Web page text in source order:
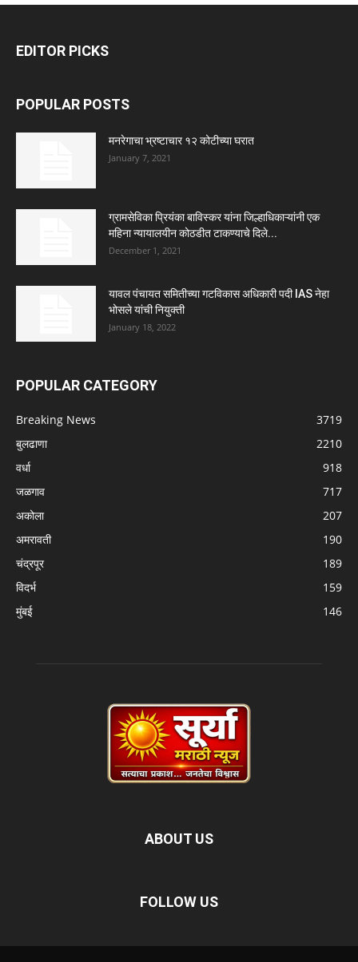
EDITOR PICKS
POPULAR POSTS
मनरेगाचा भ्रष्टाचार १२ कोटीच्या घरात
January 7, 2021
ग्रामसेविका प्रियंका बाविस्कर यांना जिल्हाधिकाऱ्यांनी एक
महिना न्यायालयीन कोठडीत टाकण्याचे दिले...
December 1, 2021
यावल पंचायत समितीच्या गटविकास अधिकारी पदी IAS नेहा
भोसले यांची नियुक्ती
January 18, 2022
POPULAR CATEGORY
Breaking News
3719
बुलढाणा
2210
वर्धा
918
जळगाव
717
अकोला
207
अमरावती
190
चंद्रपूर
189
विदर्भ
159
मुंबई
146
ABOUT US
FOLLOW US